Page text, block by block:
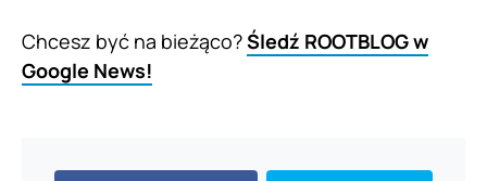
Chcesz być na bieżąco?Śledź ROOTBLOG w
Google News!